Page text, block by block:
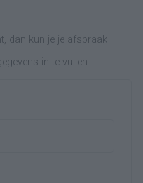
dan kun je je afspraak
in te vullen